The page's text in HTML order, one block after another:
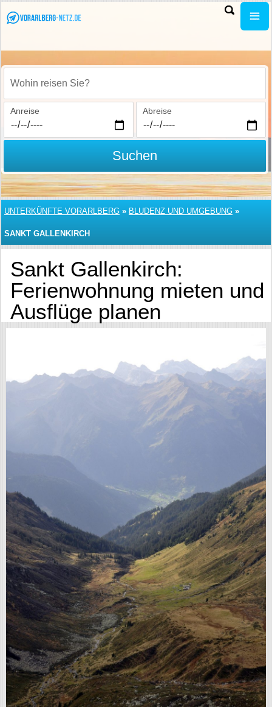
Wohin reisen Sie?
Anreise Abreise
Suchen
UNTERKÜNFTE VORARLBERG » BLUDENZ UND UMGEBUNG »
SANKT GALLENKIRCH
Sankt Gallenkirch:
Ferienwohnung mieten und
Ausflüge planen